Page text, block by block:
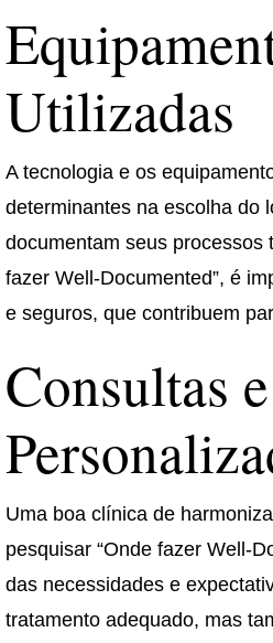
Utilizadas
A tecnologia e os
determinantes na escolha do
documentam seus processos
fazer Well-Documented”, é
e seguros, que contribuem
Consultas
Uma boa clínica de
pesquisar “Onde fazer Well-
das necessidades e
tratamento adequado, mas